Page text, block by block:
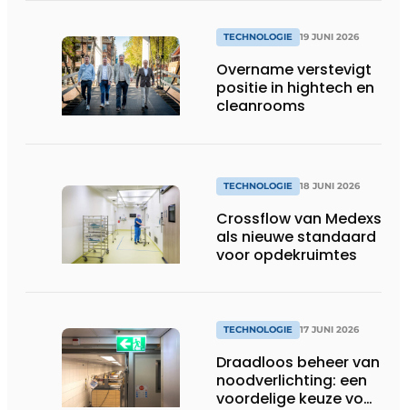
TECHNOLOGIE 19 JUNI 2026
Overname verstevigt
positie in hightech en
cleanrooms
TECHNOLOGIE 18 JUNI 2026
Crossflow van Medexs
als nieuwe standaard
voor opdekruimtes
TECHNOLOGIE 17 JUNI 2026
Draadloos beheer van
noodverlichting: een
voordelige keuze voor